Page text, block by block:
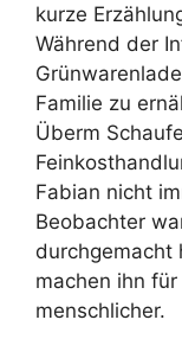
kurze
Während der
Familie zu
Überm
Fabian nicht
Beobachter
durchgemacht
machen ihn
menschlicher.